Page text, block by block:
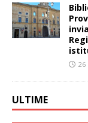
26
ULTIME